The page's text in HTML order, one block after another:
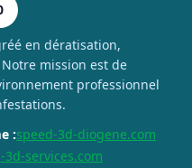
en dératisation,
mission est de
professionnel
:speed-3d-diogene.com
3d-services.com